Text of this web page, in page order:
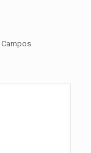
Campos